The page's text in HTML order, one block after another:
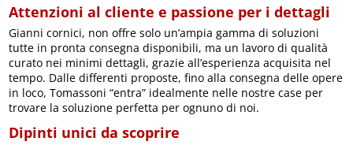
Attenzioni al cliente e passione per i dettagli
Gianni cornici, non offre solo un’ampia gamma di soluzioni
tutte in pronta consegna disponibili, ma un lavoro di qualità
curato nei minimi dettagli, grazie all’esperienza acquisita nel
tempo. Dalle differenti proposte, fino alla consegna delle opere
in loco, Tomassoni “entra” idealmente nelle nostre case per
trovare la soluzione perfetta per ognuno di noi.
Dipinti unici da scoprire